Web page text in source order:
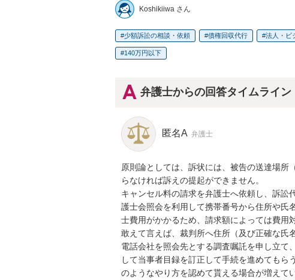
Koshikiiwa さん
少額訴訟の相談・依頼 債権回収代行 法人・ビ
140万円以下
弁護士からの回答タイムライン
匿名A 弁護士
原則論としては、訴状には、被告の送達場所
らなければ訴えの提起ができません。
キャンセル料の請求を弁護士へ依頼し、訴訟
護士会照会を利用して携帯番号から住所や氏
士費用がかかるため、請求額によっては費用
敢えて言えば、裁判所へ住所（及び正確な氏
電話会社を照会先とする調査嘱託を申し立て
して当事者目録を訂正して手続を進めても
のようなやり方を認めて貰える場合が増えて